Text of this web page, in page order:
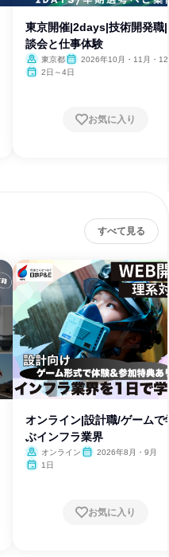
東京開催|2days|技術開発職
談会と仕事体験
東京都
2026年10月・11月・
2027年1月・2月
2日～4日
お気に入り
すべて見る
オンライン|設計職/ゲームで
ぶインフラ業界
オンライン
2026年8月・9月
1日
お気に入り